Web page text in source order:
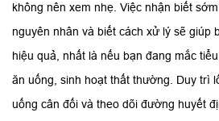
không nên xem nhẹ. Việc nhận biết
nguyên nhân và biết cách xử lý sẽ giúp
hiệu quả, nhất là nếu bạn đang mắc
ăn uống, sinh hoạt thất thường. Duy trì
uống cân đối và theo dõi đường huyết